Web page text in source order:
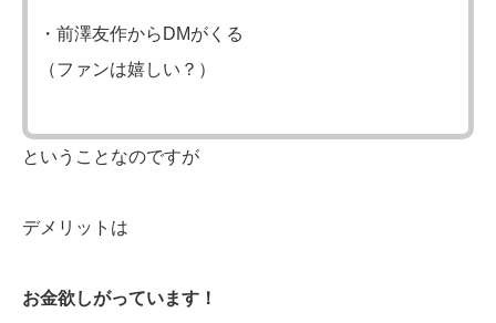
・前澤友作からDMがくる
（ファンは嬉しい？）
ということなのですが
デメリットは
お金欲しがっています！